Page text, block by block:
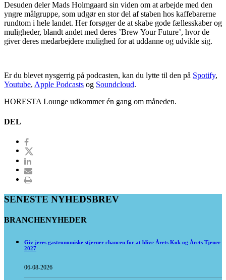
Desuden deler Mads Holmgaard sin viden om at arbejde med den
yngre målgruppe, som udgør en stor del af staben hos kaffebarerne
rundtom i hele landet. Her forsøger de at skabe gode fællesskaber og
muligheder, blandt andet med deres ’Brew Your Future’, hvor de
giver deres medarbejdere mulighed for at uddanne og udvikle sig.
Er du blevet nysgerrig på podcasten, kan du lytte til den på Spotify,
Youtube, Apple Podcasts og Soundcloud.
HORESTA Lounge udkommer én gang om måneden.
DEL
SENESTE NYHEDSBREV
BRANCHENYHEDER
Giv jeres gastronomiske stjerner chancen for at blive Årets Kok og Årets Tjener
2027
06-08-2026